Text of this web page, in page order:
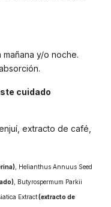
y/o noche.
cuidado
extracto de café,
, Helianthus Annuus Seed
, Butyrospermum Parkii
Extract(extracto de